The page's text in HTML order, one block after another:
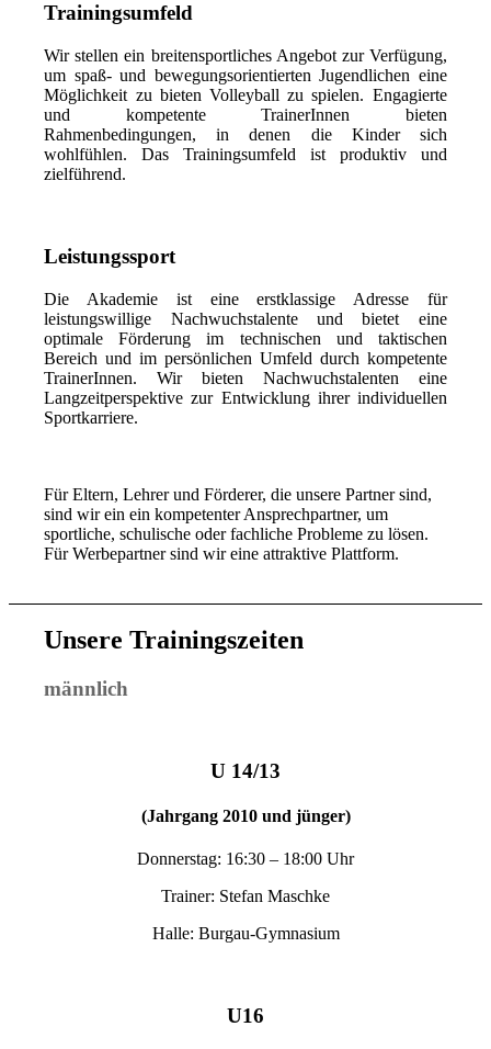
Trainingsumfeld
Wir stellen ein breitensportliches Angebot zur Verfügung,
um spaß- und bewegungsorientierten Jugendlichen eine
Möglichkeit zu bieten Volleyball zu spielen. Engagierte
und kompetente TrainerInnen bieten
Rahmenbedingungen, in denen die Kinder sich
wohlfühlen. Das Trainingsumfeld ist produktiv und
zielführend.
Leistungssport
Die Akademie ist eine erstklassige Adresse für
leistungswillige Nachwuchstalente und bietet eine
optimale Förderung im technischen und taktischen
Bereich und im persönlichen Umfeld durch kompetente
TrainerInnen. Wir bieten Nachwuchstalenten eine
Langzeitperspektive zur Entwicklung ihrer individuellen
Sportkarriere.
Für Eltern, Lehrer und Förderer, die unsere Partner sind,
sind wir ein ein kompetenter Ansprechpartner, um
sportliche, schulische oder fachliche Probleme zu lösen.
Für Werbepartner sind wir eine attraktive Plattform.
Unsere Trainingszeiten
männlich
U 14/13
(Jahrgang 2010 und jünger)
Donnerstag: 16:30 – 18:00 Uhr
Trainer: Stefan Maschke
Halle: Burgau-Gymnasium
U16